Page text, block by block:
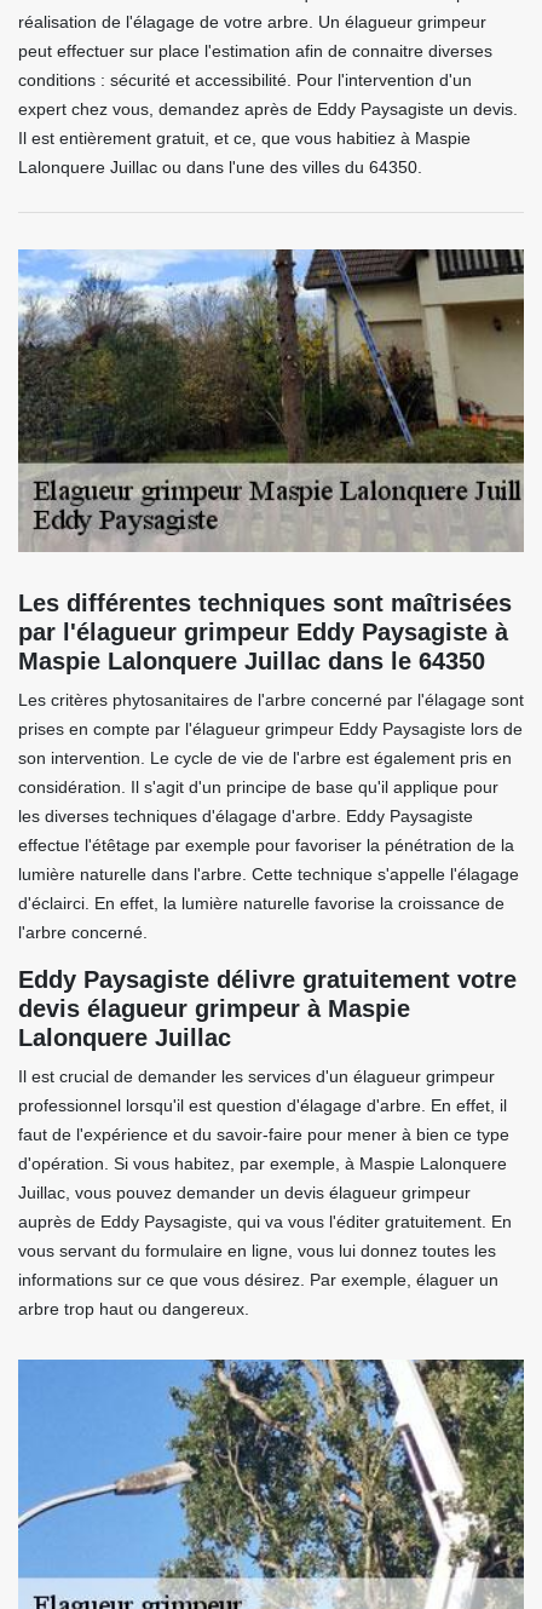
réalisation de l'élagage de votre arbre. Un élagueur grimpeur
peut effectuer sur place l'estimation afin de connaitre diverses
conditions : sécurité et accessibilité. Pour l'intervention d'un
expert chez vous, demandez après de Eddy Paysagiste un devis.
Il est entièrement gratuit, et ce, que vous habitiez à Maspie
Lalonquere Juillac ou dans l'une des villes du 64350.
Les différentes techniques sont maîtrisées
par l'élagueur grimpeur Eddy Paysagiste à
Maspie Lalonquere Juillac dans le 64350
Les critères phytosanitaires de l'arbre concerné par l'élagage sont
prises en compte par l'élagueur grimpeur Eddy Paysagiste lors de
son intervention. Le cycle de vie de l'arbre est également pris en
considération. Il s'agit d'un principe de base qu'il applique pour
les diverses techniques d'élagage d'arbre. Eddy Paysagiste
effectue l'étêtage par exemple pour favoriser la pénétration de la
lumière naturelle dans l'arbre. Cette technique s'appelle l'élagage
d'éclairci. En effet, la lumière naturelle favorise la croissance de
l'arbre concerné.
Eddy Paysagiste délivre gratuitement votre
devis élagueur grimpeur à Maspie
Lalonquere Juillac
Il est crucial de demander les services d'un élagueur grimpeur
professionnel lorsqu'il est question d'élagage d'arbre. En effet, il
faut de l'expérience et du savoir-faire pour mener à bien ce type
d'opération. Si vous habitez, par exemple, à Maspie Lalonquere
Juillac, vous pouvez demander un devis élagueur grimpeur
auprès de Eddy Paysagiste, qui va vous l'éditer gratuitement. En
vous servant du formulaire en ligne, vous lui donnez toutes les
informations sur ce que vous désirez. Par exemple, élaguer un
arbre trop haut ou dangereux.